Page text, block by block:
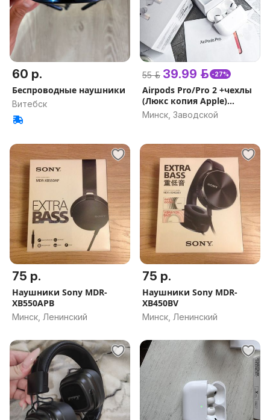
60 р.
Беспроводные наушники
Витебск
55 р. 39.99 р. -27%
Airpods Pro/Pro 2 +чехлы
(Люкс копия Apple)
наушники беспроводные
2 lux air pods bluetooth
Минск, Заводской
75 р.
Наушники Sony MDR-
XB550APB
Минск, Ленинский
75 р.
Наушники Sony MDR-
XB450BV
Минск, Ленинский